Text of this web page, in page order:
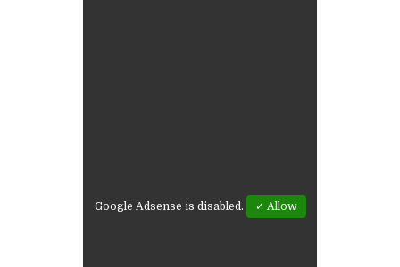
Google Adsense is disabled. ✓ Allow